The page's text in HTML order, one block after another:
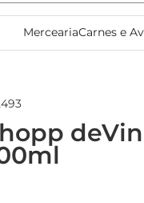
MerceariaCarnes e